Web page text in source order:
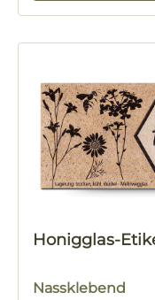
Honigglas-
Nassklebend